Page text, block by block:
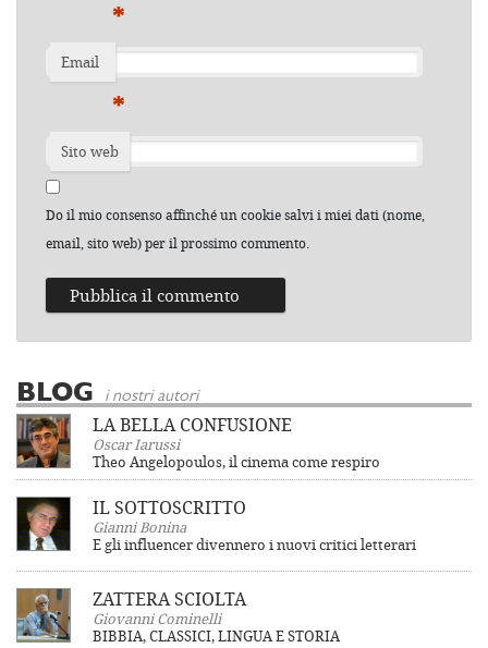
*
Email
*
Sito web
Do il mio consenso affinché un cookie salvi i miei dati (nome,
email, sito web) per il prossimo commento.
BLOG i nostri autori
LA BELLA CONFUSIONE
Oscar Iarussi
Theo Angelopoulos, il cinema come respiro
IL SOTTOSCRITTO
Gianni Bonina
E gli influencer divennero i nuovi critici letterari
ZATTERA SCIOLTA
Giovanni Cominelli
BIBBIA, CLASSICI, LINGUA E STORIA